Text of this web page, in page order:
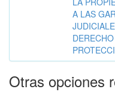
A LAS
Otras opciones